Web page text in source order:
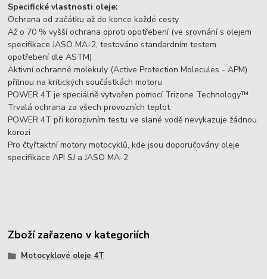
Specifické vlastnosti oleje:
Ochrana od začátku až do konce každé cesty
Až o 70 % vyšší ochrana oproti opotřebení (ve srovnání s olejem
specifikace JASO MA-2, testováno standardním testem
opotřebení dle ASTM)
Aktivní ochranné molekuly (Active Protection Molecules - APM)
přilnou na kritických součástkách motoru
POWER 4T je speciálně vytvořen pomocí Trizone Technology™
Trvalá ochrana za všech provozních teplot
POWER 4T při korozivním testu ve slané vodě nevykazuje žádnou
korozi
Pro čtyřtaktní motory motocyklů, kde jsou doporučovány oleje
specifikace API SJ a JASO MA-2
Zboží zařazeno v kategoriích
Motocyklové oleje 4T